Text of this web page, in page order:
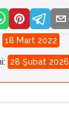
18 Mart 2022
: 28 Şubat 2026